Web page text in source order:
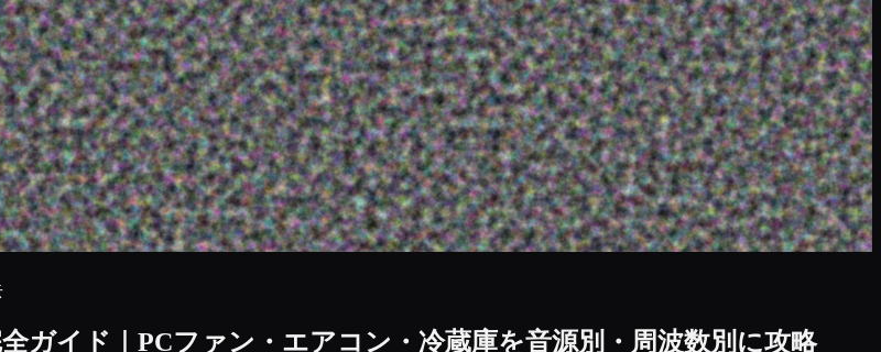
ガイド｜PCファン・エアコン・冷蔵庫を音源別・周波数別に攻略